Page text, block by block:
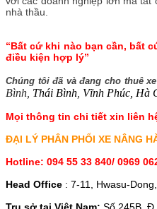
nhà thầu.
“Bất cứ khi nào bạn cần, bất
điều kiện hợp lý”
Chúng tôi đã và đang cho thuê
Bình, Thái Bình Vĩnh Phúc, Hà
Mọi thông tin chi tiết xin liên
ĐẠI LÝ PHÂN PHỐI XE NÂNG
Hotline: 094 55 33 840/ 0969
Head Office : 7-11, Hwasu-